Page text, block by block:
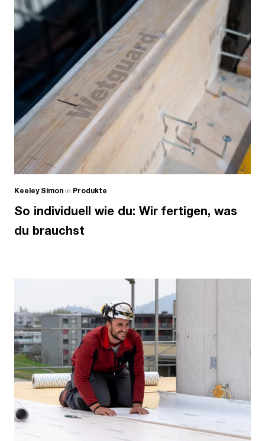
Keeley Simon in Produkte
So individuell wie du: Wir fertigen, was
du brauchst